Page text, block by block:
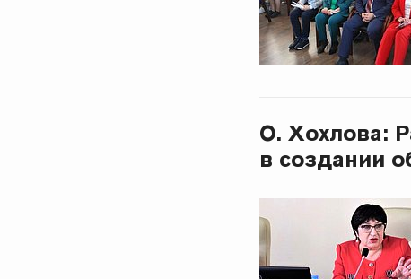
О. Хохлова:
в создании